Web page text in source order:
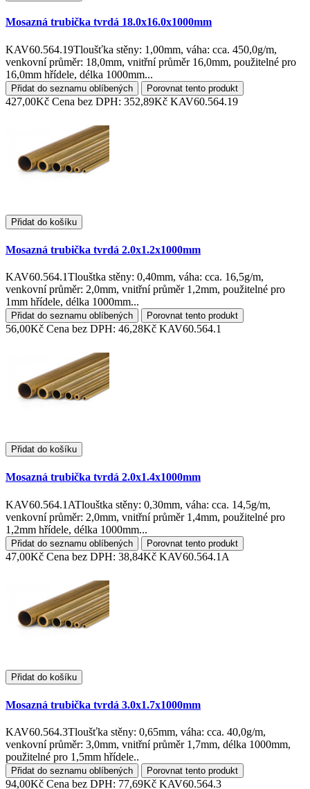
Mosazná trubička tvrdá 18.0x16.0x1000mm
KAV60.564.19Tloušťka stěny: 1,00mm, váha: cca. 450,0g/m,
venkovní průměr: 18,0mm, vnitřní průměr 16,0mm, použitelné pro
16,0mm hřídele, délka 1000mm...
Přidat do seznamu oblíbených Porovnat tento produkt
427,00Kč Cena bez DPH: 352,89Kč KAV60.564.19
Přidat do košíku
Mosazná trubička tvrdá 2.0x1.2x1000mm
KAV60.564.1Tlouštka stěny: 0,40mm, váha: cca. 16,5g/m,
venkovní průměr: 2,0mm, vnitřní průměr 1,2mm, použitelné pro
1mm hřídele, délka 1000mm...
Přidat do seznamu oblíbených Porovnat tento produkt
56,00Kč Cena bez DPH: 46,28Kč KAV60.564.1
Přidat do košíku
Mosazná trubička tvrdá 2.0x1.4x1000mm
KAV60.564.1ATlouštka stěny: 0,30mm, váha: cca. 14,5g/m,
venkovní průměr: 2,0mm, vnitřní průměr 1,4mm, použitelné pro
1,2mm hřídele, délka 1000mm...
Přidat do seznamu oblíbených Porovnat tento produkt
47,00Kč Cena bez DPH: 38,84Kč KAV60.564.1A
Přidat do košíku
Mosazná trubička tvrdá 3.0x1.7x1000mm
KAV60.564.3Tloušťka stěny: 0,65mm, váha: cca. 40,0g/m,
venkovní průměr: 3,0mm, vnitřní průměr 1,7mm, délka 1000mm,
použitelné pro 1,5mm hřídele..
Přidat do seznamu oblíbených Porovnat tento produkt
94,00Kč Cena bez DPH: 77,69Kč KAV60.564.3